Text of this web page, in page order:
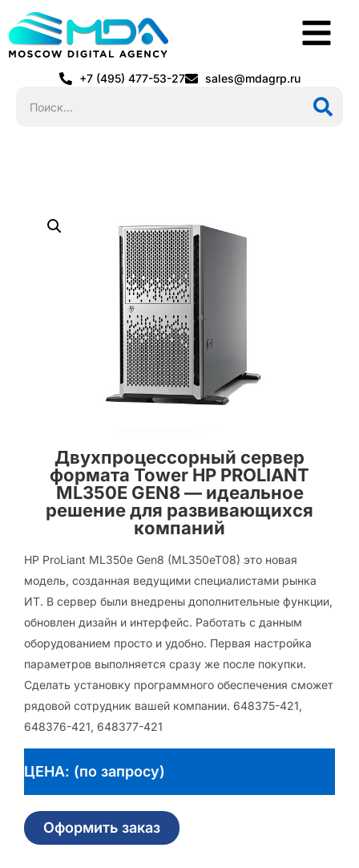
+7 (495) 477-53-27 sales@mdagrp.ru
Двухпроцессорный сервер
формата Tower HP PROLIANT
ML350E GEN8 — идеальное
решение для развивающихся
компаний
HP ProLiant ML350e Gen8 (ML350eT08) это новая
модель, созданная ведущими специалистами рынка
ИТ. В сервер были внедрены дополнительные функции,
обновлен дизайн и интерфейс. Работать с данным
оборудованием просто и удобно. Первая настройка
параметров выполняется сразу же после покупки.
Сделать установку программного обеспечения сможет
рядовой сотрудник вашей компании. 648375-421,
648376-421, 648377-421
ЦЕНА: (по запросу)
Оформить заказ